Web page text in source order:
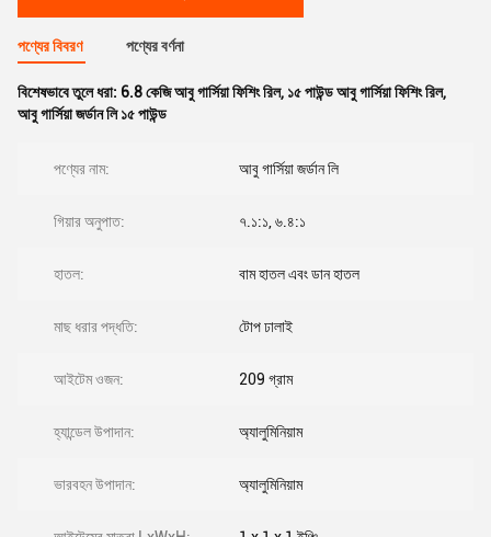
পণ্যের বিবরণ পণ্যের বর্ণনা
বিশেষভাবে তুলে ধরা: 6.8 কেজি আবু গার্সিয়া ফিশিং রিল, ১৫ পাউন্ড আবু গার্সিয়া ফিশিং রিল,
আবু গার্সিয়া জর্ডান লি ১৫ পাউন্ড
পণ্যের নাম: আবু গার্সিয়া জর্ডান লি
গিয়ার অনুপাত: ৭.১:১, ৬.৪:১
হাতল: বাম হাতল এবং ডান হাতল
মাছ ধরার পদ্ধতি: টোপ ঢালাই
আইটেম ওজন: 209 গ্রাম
হ্যান্ডেল উপাদান: অ্যালুমিনিয়াম
ভারবহন উপাদান: অ্যালুমিনিয়াম